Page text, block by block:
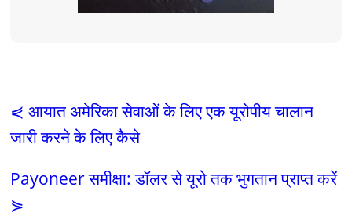
⋞ आयात अमेरिका सेवाओं के लिए एक यूरोपीय चालान
जारी करने के लिए कैसे
Payoneer समीक्षा: डॉलर से यूरो तक भुगतान प्राप्त करें
⋟